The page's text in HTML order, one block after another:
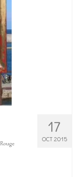
17
OCT 2015
Rouge